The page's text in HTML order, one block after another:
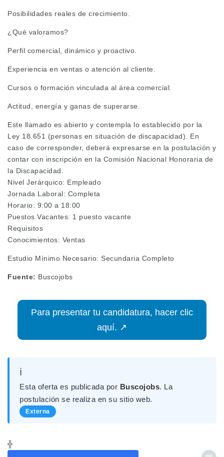
Posibilidades reales de crecimiento.
¿Qué valoramos?
Perfil comercial, dinámico y proactivo.
Experiencia en ventas o atención al cliente.
Cursos o formación vinculada al área comercial.
Actitud, energía y ganas de superarse.
Este llamado es abierto y contempla lo establecido por la
Ley 18.651 (personas en situación de discapacidad). En
caso de corresponder, deberá expresarse en la postulación y
contar con inscripción en la Comisión Nacional Honoraria de
la Discapacidad.
Nivel Jerárquico: Empleado
Jornada Laboral: Completa
Horario: 9:00 a 18:00
Puestos Vacantes: 1 puesto vacante
Requisitos
Conocimientos: Ventas
Estudio Mínimo Necesario: Secundaria Completo
Fuente: Buscojobs
Para presentar tu candidatura, hacer clic
aquí. ↗
ℹ️
Esta oferta es publicada por Buscojobs. La
postulación se realiza en su sitio web.
Externa
╬